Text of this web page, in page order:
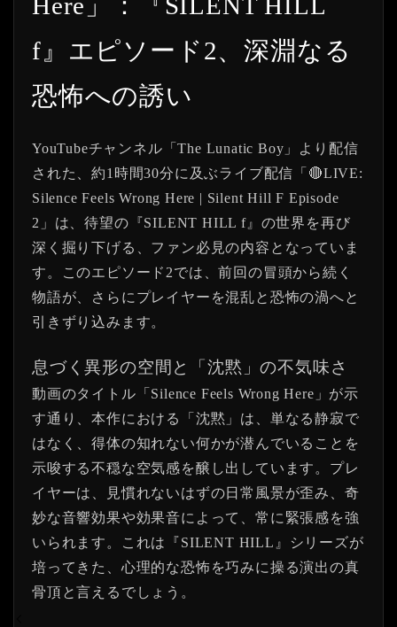
f』エピソード2、深淵なる
恐怖への誘い
YouTubeチャンネル「The Lunatic Boy」より配信
された、約1時間30分に及ぶライブ配信「🔴LIVE:
Silence Feels Wrong Here | Silent Hill F Episode
2」は、待望の『SILENT HILL f』の世界を再び
深く掘り下げる、ファン必見の内容となっていま
す。このエピソード2では、前回の冒頭から続く
物語が、さらにプレイヤーを混乱と恐怖の渦へと
引きずり込みます。
息づく異形の空間と「沈黙」の不気味さ
動画のタイトル「Silence Feels Wrong Here」が示
す通り、本作における「沈黙」は、単なる静寂で
はなく、得体の知れない何かが潜んでいることを
示唆する不穏な空気感を醸し出しています。プレ
イヤーは、見慣れないはずの日常風景が歪み、奇
妙な音響効果や効果音によって、常に緊張感を強
いられます。これは『SILENT HILL』シリーズが
培ってきた、心理的な恐怖を巧みに操る演出の真
骨頂と言えるでしょう。